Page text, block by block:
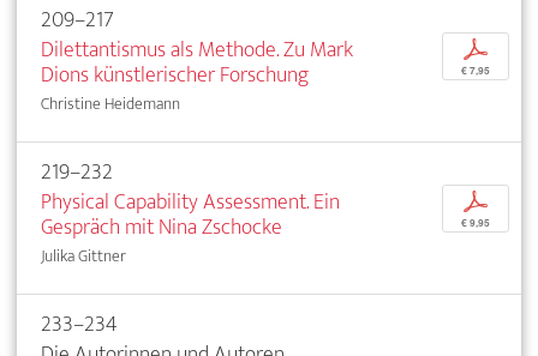
209–217
Dilettantismus als Methode. Zu Mark
Dions künstlerischer Forschung
Christine Heidemann
p
€ 7,95
219–232
Physical Capability Assessment. Ein
Gespräch mit Nina Zschocke
Julika Gittner
p
€ 9,95
233–234